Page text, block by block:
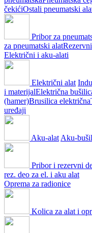
čekićiOstali pneumatski
Pribor za
za pneumatski alat
Električni i aku-alati
Električni alat
i materijalElektrična
(hamer)Brusilica električna
uređaji
Aku-alat Aku-
Pribor i rezervni
rez. deo za el. i aku alat
Oprema za radionice
Kolica za alat i